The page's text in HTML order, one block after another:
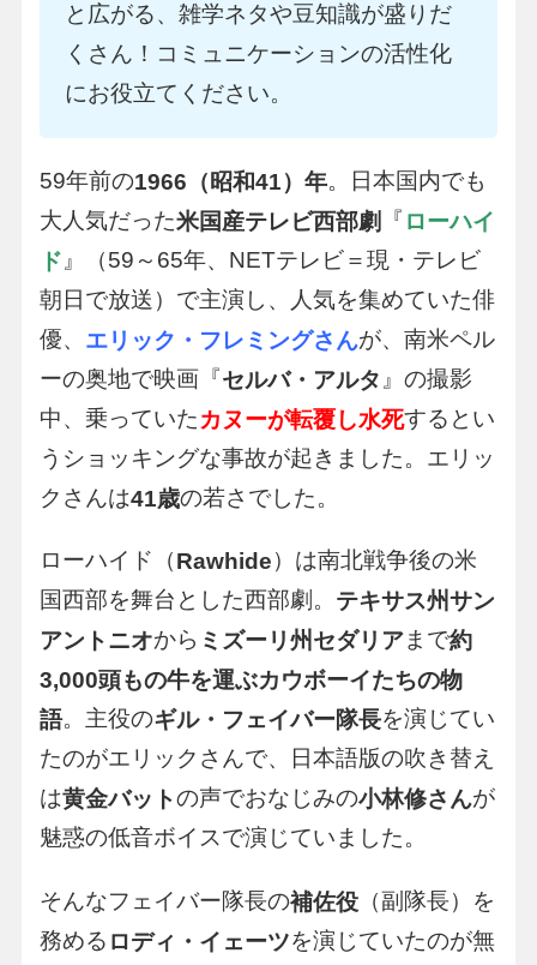
と広がる、雑学ネタや豆知識が盛りだ
くさん！コミュニケーションの活性化
にお役立てください。
59年前の1966（昭和41）年。日本国内でも
大人気だった米国産テレビ西部劇 『 ローハイ
ド』（59～65年、NETテレビ＝現・テレビ
朝日で放送）で主演し、人気を集めていた俳
優、 エリック・フレミングさんが、南米ペル
ーの奥地で映画『セルバ・アルタ』の撮影
中、乗っていたカヌーが転覆し水死するとい
うショッキングな事故が起きました。エリッ
クさんは41歳の若さでした。
ローハイド（Rawhide）は南北戦争後の米
国西部を舞台とした西部劇。 テキサス州サン
アントニオから ミズーリ州セダリアまで約
3,000頭もの牛を運ぶカウボーイたちの物
語。主役のギル・フェイバー隊長を演じてい
たのがエリックさんで、日本語版の吹き替え
は黄金バットの声でおなじみの小林修さんが
魅惑の低音ボイスで演じていました。
そんなフェイバー隊長の補佐役（副隊長）を
務める ロディ・イェーツを演じていたのが無